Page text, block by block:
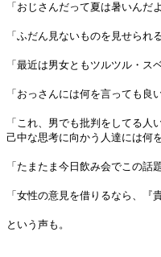
「おじさんだって夏は暑いんだよ
「ふだん見ないものを見せられ
「最近は男女ともツルツル・ス
「おっさんには何を言っても良
「これ、男でも批判をしてる
己中な思考に向かう人達には何
「たまたま今日飲み会でこの
「女性の意見を借りるなら、『
という声も。